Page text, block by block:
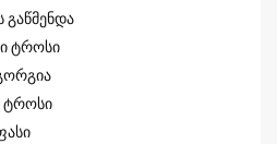
გაწმენდა
ტროსი
ტროსი